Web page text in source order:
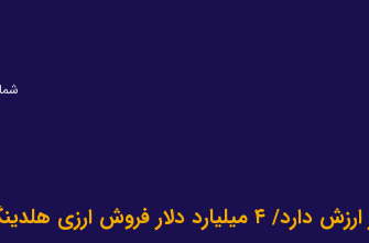
۲۸ پروژه در دست اجرای هلدینگ خلیج فارس ۱۵ میلیارد دلار ارزش دارد/ ۴ میلیارد دلار فروش